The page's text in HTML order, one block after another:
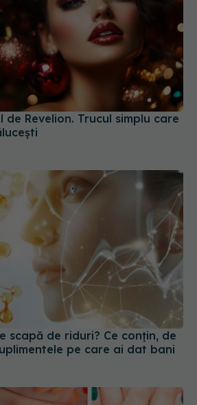
de Revelion. Trucul simplu care
scapă de riduri? Ce conțin, de
pe care ai dat bani